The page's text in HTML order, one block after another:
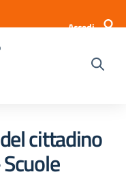
Accedi
cittadino